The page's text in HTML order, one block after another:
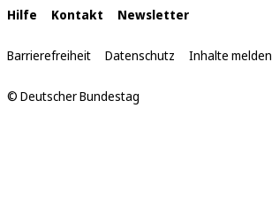
Interne
Links
Hilfe Kontakt Newsletter
Barrierefreiheit Datenschutz Inhalte melden
© Deutscher Bundestag